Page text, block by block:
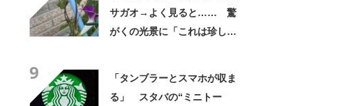
サガオ→よく見ると…… 驚
がくの光景に「これは珍し
9
「タンブラーとスマホが収ま
る」 スタバの“ミニトー